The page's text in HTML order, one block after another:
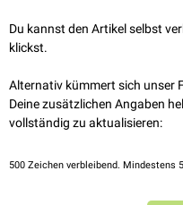
hernieren. Das hernierte
Weiterhin erodieren
schließlich deutlich größer.
Schädeldeformitäten und
Du kannst den Artikel selbst
klickst.
Alternativ kümmert sich unser
Deine zusätzlichen Angaben
vollständig zu aktualisieren:
500 Zeichen verbleibend. Mindestens